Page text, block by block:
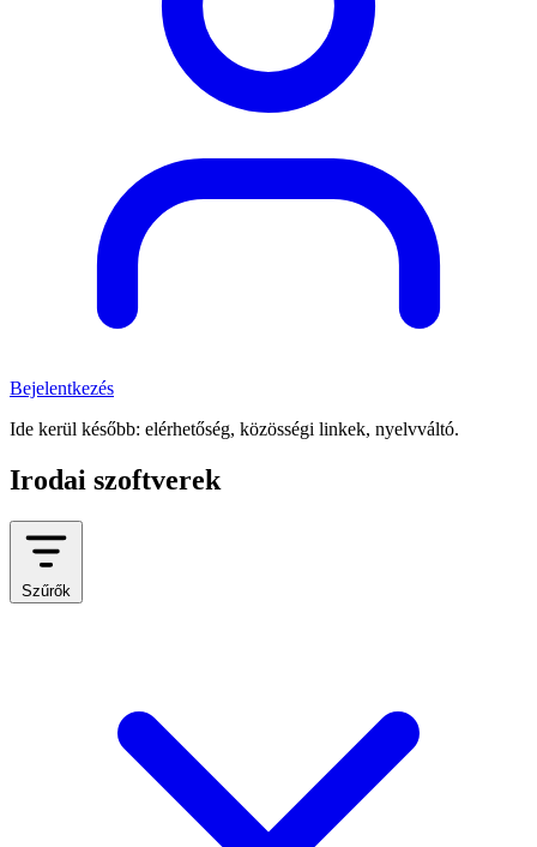
Bejelentkezés
Ide kerül később: elérhetőség, közösségi linkek, nyelvváltó.
Irodai szoftverek
Szűrők